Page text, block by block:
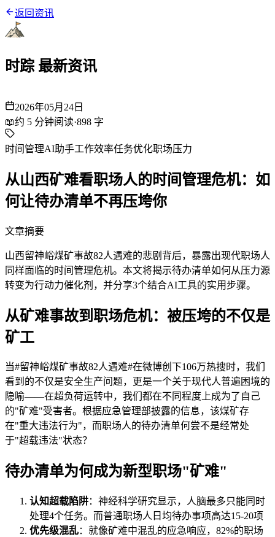
返回资讯
时踪 最新资讯
2026年05月24日
📖约 5 分钟阅读·898 字
时间管理AI助手工作效率任务优化职场压力
从山西矿难看职场人的时间管理危机：如
何让待办清单不再压垮你
文章摘要
山西留神峪煤矿事故82人遇难的悲剧背后，暴露出现代职场人
同样面临的时间管理危机。本文将揭示待办清单如何从压力源
转变为行动力催化剂，并分享3个结合AI工具的实用步骤。
从矿难事故到职场危机：被压垮的不仅是
矿工
当#留神峪煤矿事故82人遇难#在微博创下106万热搜时，我们
看到的不仅是安全生产问题，更是一个关于现代人普遍困境的
隐喻——在超负荷运转中，我们都在不同程度上成为了自己
的"矿难"受害者。根据应急管理部披露的信息，该煤矿存
在"重大违法行为"，而职场人的待办清单何尝不是经常处
于"超载违法"状态？
待办清单为何成为新型职场"矿难"
认知超载陷阱：神经科学研究显示，人脑最多只能同时
处理4个任务。而普通职场人日均待办事项高达15-20项
优先级混乱：就像矿难中混乱的应急响应，82%的职场